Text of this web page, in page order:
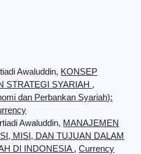
Awaluddin, KONSEP
STRATEGI SYARIAH ,
dan Perbankan Syariah):
Awaluddin, MANAJEMEN
MISI, DAN TUJUAN DALAM
DI INDONESIA ,Currency